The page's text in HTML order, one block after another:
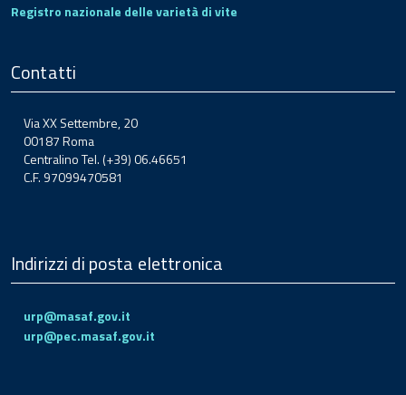
Registro nazionale delle varietà di vite
Contatti
Via XX Settembre, 20
00187 Roma
Centralino Tel. (+39) 06.46651
C.F. 97099470581
Indirizzi di posta elettronica
urp@masaf.gov.it
urp@pec.masaf.gov.it